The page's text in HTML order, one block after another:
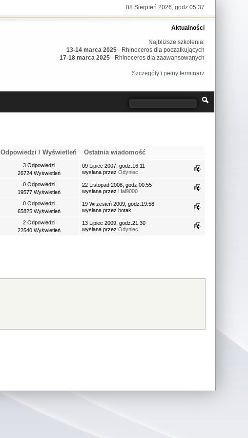
08 Sierpień 2026, godz.05:37
Aktualności
Najbliższe szkolenia:
13-14 marca 2025 - Rhinoceros dla początkujących
17-18 marca 2025 - Rhinoceros dla zaawansowanych
Szczegóły i pełny terminarz
Odpowiedzi /Wyświetleń Ostatnia wiadomość
3 Odpowiedzi
26724 Wyświetleń
09 Lipiec 2007, godz.16:11
wysłana przezOdyniec
0 Odpowiedzi
19577 Wyświetleń
22 Listopad 2008, godz.00:55
wysłana przez Hal9000
0 Odpowiedzi
65825 Wyświetleń
19 Wrzesień 2009, godz.19:58
wysłana przez botak
2 Odpowiedzi
22540 Wyświetleń
13 Lipiec 2009, godz.21:30
wysłana przezOdyniec